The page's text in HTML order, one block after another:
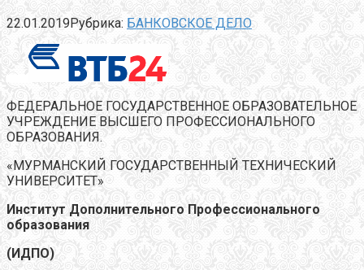
22.01.2019Рубрика: БАНКОВСКОЕ ДЕЛО
ФЕДЕРАЛЬНОЕ ГОСУДАРСТВЕННОЕ ОБРАЗОВАТЕЛЬНОЕ
УЧРЕЖДЕНИЕ ВЫСШЕГО ПРОФЕССИОНАЛЬНОГО
ОБРАЗОВАНИЯ.
«МУРМАНСКИЙ ГОСУДАРСТВЕННЫЙ ТЕХНИЧЕСКИЙ
УНИВЕРСИТЕТ»
Институт Дополнительного Профессионального
образования
(ИДПО)